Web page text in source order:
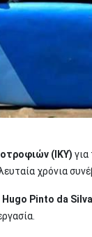
(ΙΚΥ)
χρόνια
Hugo Pinto da Silva